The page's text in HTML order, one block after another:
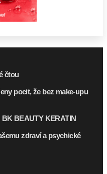
čtou
pocit, že bez make-upu
BEAUTY KERATIN
zdraví a psychické